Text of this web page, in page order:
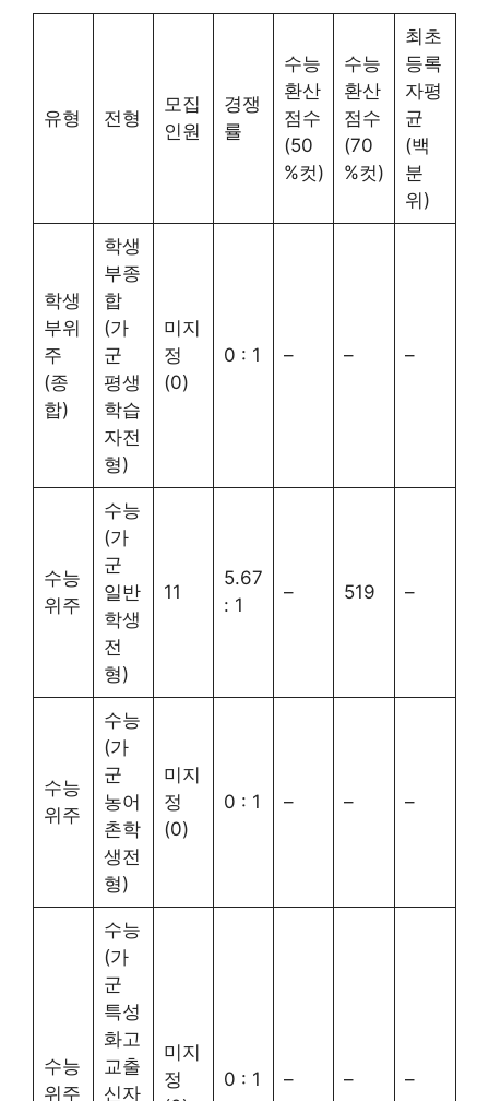
유형 전형
모집
인원
경쟁
률
수능
환산
점수
(50
%컷)
수능
환산
점수
(70
%컷)
최초
등록
자평
균
(백
분
위)
학생
부위
주
(종
합)
학생
부종
합
(가
군
평생
학습
자전
형)
미지
정
(0)
0 : 1 – – –
수능
위주
수능
(가
군
일반
학생
전
형)
11
5.67
: 1
– 519 –
수능
위주
수능
(가
군
농어
촌학
생전
형)
미지
정
(0)
0 : 1 – – –
수능
위주
수능
(가
군
특성
화고
교출
신자
미지
정
0 : 1 – – –